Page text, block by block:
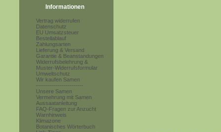
Informationen
Vertrag widerrufen
Datenschutz
EU Umsatzsteuer
Bestellablauf
Zahlungsarten
Lieferung & Versand
Garantie & Beanstandungen
Widerrufsbelehrung &
Muster-Widerrufsformular
Umweltschutz
Wir kaufen Samen
------------------------
Unsere Samen
Vermehrung mit Samen
Aussaatanleitung
FAQ-Fragen zur Anzucht
Warnhinweis
Klimazone
Botanisches Wörterbuch